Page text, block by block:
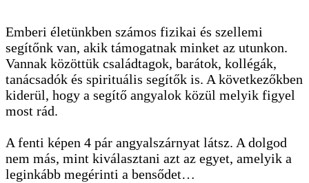
Emberi életünkben számos fizikai és szellemi
segítőnk van, akik támogatnak minket az utunkon.
Vannak közöttük családtagok, barátok, kollégák,
tanácsadók és spirituális segítők is. A következőkben
kiderül, hogy a segítő angyalok közül melyik figyel
most rád.
A fenti képen 4 pár angyalszárnyat látsz. A dolgod
nem más, mint kiválasztani azt az egyet, amelyik a
leginkább megérinti a bensődet…